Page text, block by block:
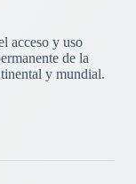
acceso y uso
de la
y mundial.